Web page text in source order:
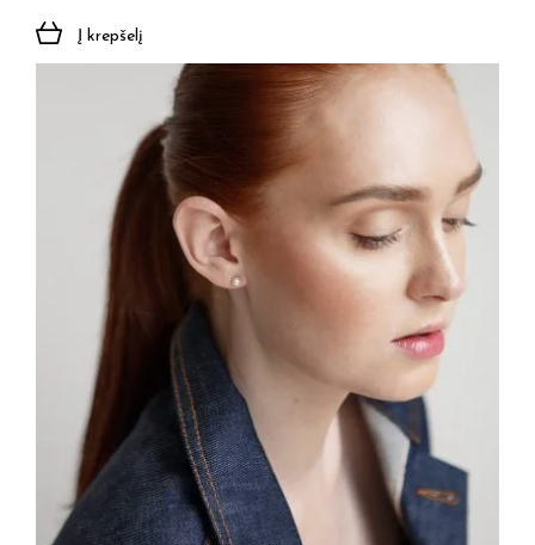
Į krepšelį